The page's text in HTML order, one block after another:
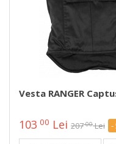
Vesta RANGER
103 00 Lei 20700 Lei -